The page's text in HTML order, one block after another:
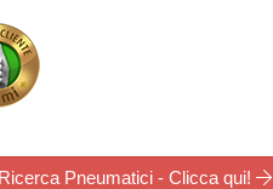
Ricerca Pneumatici - Clicca qui!